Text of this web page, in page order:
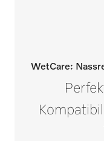
WetCare: